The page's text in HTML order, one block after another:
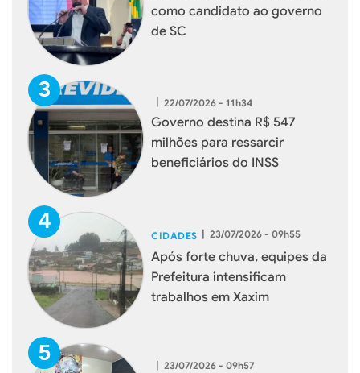
como candidato ao governo
de SC
| 22/07/2026 - 11h34
Governo destina R$ 547
milhões para ressarcir
beneficiários do INSS
CIDADES | 23/07/2026 - 09h55
Após forte chuva, equipes da
Prefeitura intensificam
trabalhos em Xaxim
| 23/07/2026 - 09h57